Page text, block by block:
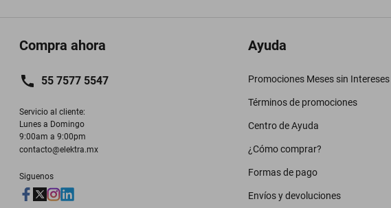
Compra ahora
55 7577 5547
Servicio al cliente:
Lunes a Domingo
9:00am a 9:00pm
contacto@elektra.mx
Siguenos
Ayuda
Promociones Meses sin Intereses
Términos de promociones
Centro de Ayuda
¿Cómo comprar?
Formas de pago
Envíos y devoluciones